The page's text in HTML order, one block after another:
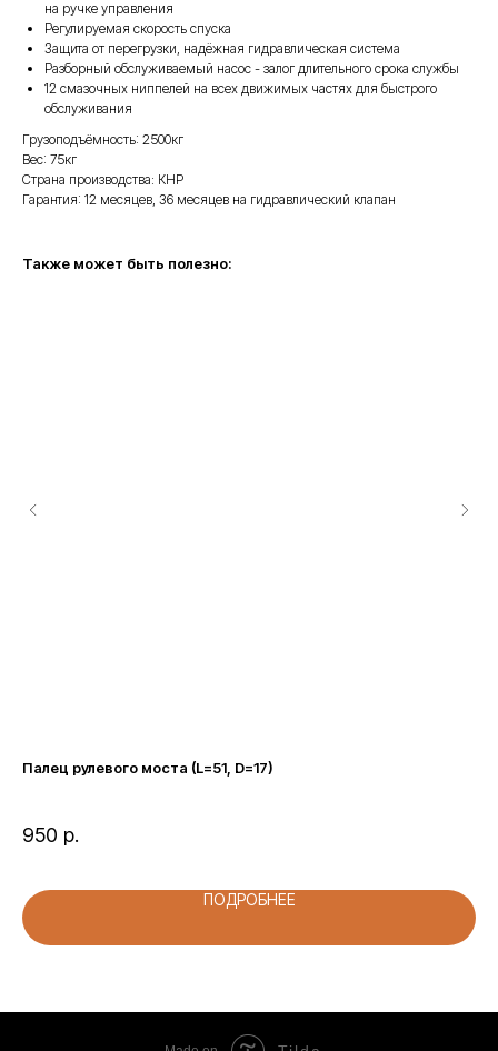
на ручке управления
Регулируемая скорость спуска
Защита от перегрузки, надёжная гидравлическая система
Разборный обслуживаемый насос - залог длительного срока службы
12 смазочных ниппелей на всех движимых частях для быстрого
обслуживания
Грузоподъёмность: 2500кг
Вес: 75кг
Страна производства: КНР
Гарантия: 12 месяцев, 36 месяцев на гидравлический клапан
Также может быть полезно:
Палец рулевого моста (L=51, D=17)
950 р.
ПОДРОБНЕЕ